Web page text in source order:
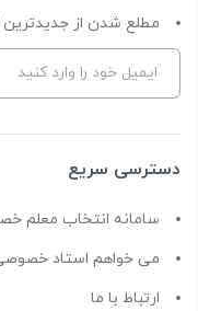
مطلع شدن از جدیدترین
دسترسی سریع
سامانه انتخاب معلم
می خواهم استاد
ارتباط با ما